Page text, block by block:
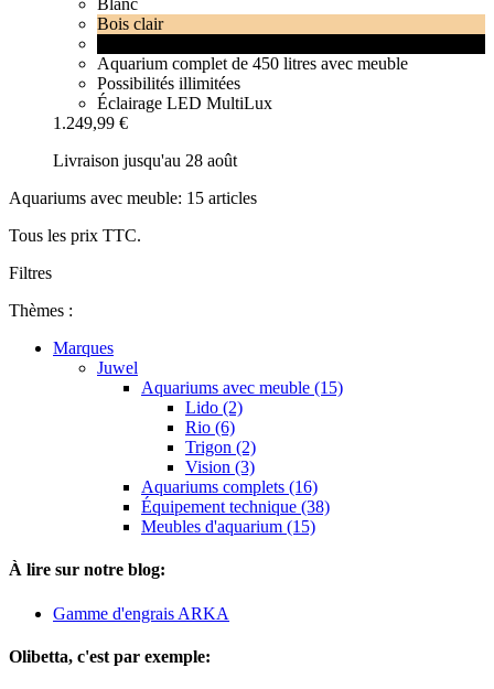
Blanc
Bois clair
Aquarium complet de 450 litres avec meuble
Possibilités illimitées
Éclairage LED MultiLux
1.249,99 €
Livraison jusqu'au 28 août
Aquariums avec meuble: 15 articles
Tous les prix TTC.
Filtres
Thèmes :
Marques
Juwel
Aquariums avec meuble (15)
Lido (2)
Rio (6)
Trigon (2)
Vision (3)
Aquariums complets (16)
Équipement technique (38)
Meubles d'aquarium (15)
À lire sur notre blog:
Gamme d'engrais ARKA
Olibetta, c'est par exemple: